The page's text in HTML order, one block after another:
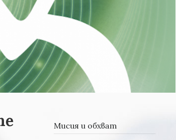
Мисия и обхват